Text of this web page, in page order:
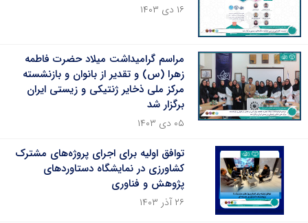
۱۶ دی ۱۴۰۳
مراسم گرامیداشت میلاد حضرت فاطمه
زهرا (س) و تقدیر از بانوان و بازنشسته
مرکز ملی ذخایر ژنتیکی و زیستی ایران
برگزار شد
۰۵ دی ۱۴۰۳
توافق اولیه برای اجرای پروژه‌های مشترک
کشاورزی در نمایشگاه دستاوردهای
پژوهش و فناوری
۲۶ آذر ۱۴۰۳